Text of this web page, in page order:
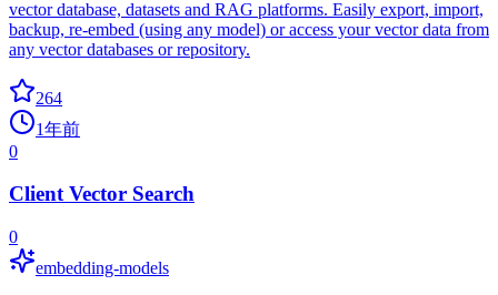
vector database, datasets and RAG platforms. Easily export, import,
backup, re-embed (using any model) or access your vector data from
any vector databases or repository.
264
1年前
0
Client Vector Search
0
embedding-models